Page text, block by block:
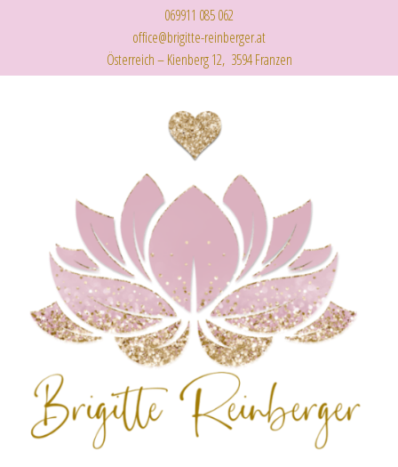
069911 085 062
office@brigitte-reinberger.at
Österreich – Kienberg 12, 3594 Franzen